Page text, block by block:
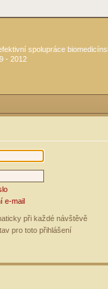
spolupráce
- 2012
e-mail
při každé návštěvě
pro toto přihlášení